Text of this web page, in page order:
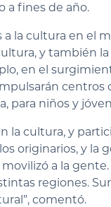
a fines de año.
la cultura en el
y también
en el
para niños y
la cultura, y
originarios, y la
a la
regiones.
comentó.